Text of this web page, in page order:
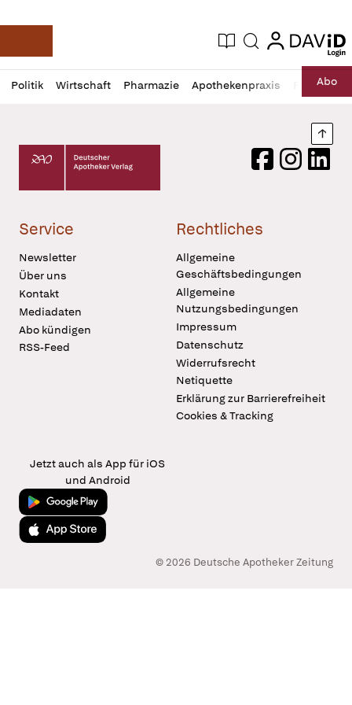
Deutsche Apotheker Zeitung
Aktuelle Ausgabe
Suche login
login
Politik Wirtschaft Pharmazie Apothekenpraxis RechtAbo
Profil
öffnen
Daz
Pur
Deutscher Apotheker Verlag Logo
FacebookInstagram
Service
Newsletter
Über uns
Kontakt
Mediadaten
Abo kündigen
RSS-Feed
Rechtliches
Allgemeine
Geschäftsbedingungen
Allgemeine
Nutzungsbedingungen
Impressum
Datenschutz
Widerrufsrecht
Netiquette
Erklärung zur Barrierefreiheit
Cookies & Tracking
Jetzt auch als App für iOS
und Android
Jetzt bei Google Play
Laden im App Store
© 2026 Deutsche Apotheker Zeitung